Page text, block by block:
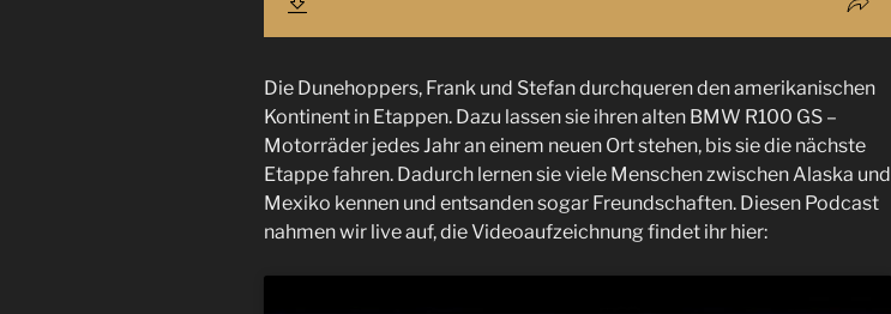
Die Dunehoppers, Frank und Stefan durchqueren den amerikanischen
Kontinent in Etappen. Dazu lassen sie ihren alten BMW R100 GS –
Motorräder jedes Jahr an einem neuen Ort stehen, bis sie die nächste
Etappe fahren. Dadurch lernen sie viele Menschen zwischen Alaska und
Mexiko kennen und entsanden sogar Freundschaften. Diesen Podcast
nahmen wir live auf, die Videoaufzeichnung findet ihr hier: